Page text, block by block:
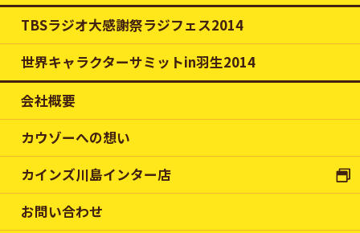
TBSラジオ大感謝祭ラジフェス2014
世界キャラクターサミットin羽生2014
会社概要
カウゾーへの想い
カインズ川島インター店
お問い合わせ